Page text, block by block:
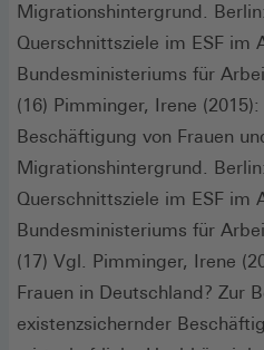
Migrationshintergrund.
Querschnittsziele im ESF im
Bundesministeriums für
(16) Pimminger, Irene
Beschäftigung von Frauen
Migrationshintergrund.
Querschnittsziele im ESF im
Bundesministeriums für
(17) Vgl. Pimminger, Irene
Frauen in Deutschland? Zur
existenzsichernder